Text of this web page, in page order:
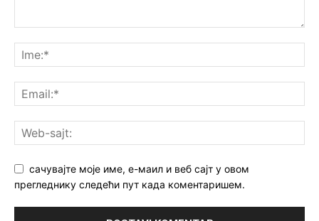
сачувајте моје име, е-маил и веб сајт у овом
прегледнику следећи пут када коментаришем.